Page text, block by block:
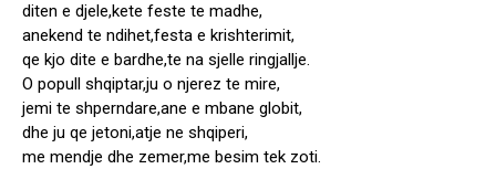
diten e djele,kete feste te madhe,
anekend te ndihet,festa e krishterimit,
qe kjo dite e bardhe,te na sjelle ringjallje.
O popull shqiptar,ju o njerez te mire,
jemi te shperndare,ane e mbane globit,
dhe ju qe jetoni,atje ne shqiperi,
me mendje dhe zemer,me besim tek zoti.